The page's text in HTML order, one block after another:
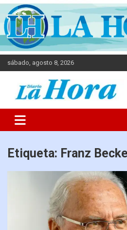
sábado, agosto 8, 2026
Diario La Hora
Etiqueta: Franz